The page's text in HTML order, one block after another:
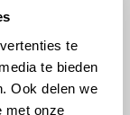
te
te bieden
Ook delen we
met onze
op een
Hij/zij
Den Hartog
en schade
of een